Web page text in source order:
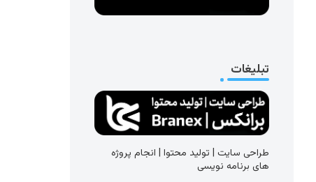
تبلیغات
طراحی سایت | تولید محتوا | انجام پروژه
های برنامه نویسی